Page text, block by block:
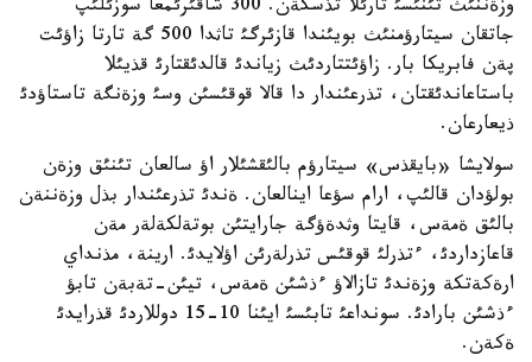
وزةننئث تئنئسئ تارئلا تذسكةن. 300 شاقئرئمعا سوزئلئپ
جاتقان سيتارؤمنئث بويئندا قازئرگئ تاثدا 500 گة تارتا زاؤئت
پةن فابريكا بار. زاؤئتتاردئث زياندئ قالدئقتارئ قذيئلا
باستاعاندئقتان، تذرعئندار دا قالا قوقئسئن وسئ وزةنگة تاستاؤدئ
ذيعارعان.
سولايشا «بايقذس» سيتارؤم بالئقشئلار اؤ سالعان تئنئق وزةن
بولؤدان قالئپ، ارام سؤعا اينالعان. ةندئ تذرعئندار بذل وزةننةن
بالئق ةمةس، قايتا وثدةؤگة جارايتئن بوتةلكةلةر مةن
قاعازداردئ، ءتذرلئ قوقئس تذرلةرئن اؤلايدئ. ارينة، مذنداي
ارةكةتكة وزةندئ تازالاؤ ءذشئن ةمةس، تيئن-تةبةن تابؤ
ءذشئن بارادئ. سونداعئ تابئسئ ايئنا 10-15 دوللاردئ قذرايدئ
ةكةن.